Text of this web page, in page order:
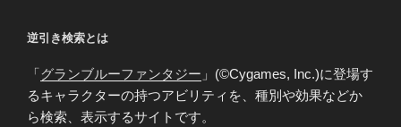
ン
逆引き検索とは
「グランブルーファンタジー 」(©Cygames, Inc.)に登場す
るキャラクターの持つアビリティを、種別や効果などか
ら検索、表示するサイトです。